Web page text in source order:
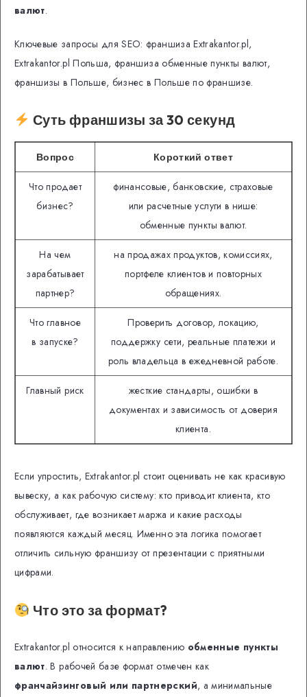
валют.
Ключевые запросы для SEO: франшиза Extrakantor.pl,
Extrakantor.pl Польша, франшиза обменные пункты валют,
франшизы в Польше, бизнес в Польше по франшизе.
Суть франшизы за 30 секунд
Вопрос Короткий ответ
Что продает
бизнес?
финансовые, банковские, страховые
или расчетные услуги в нише:
обменные пункты валют.
На чем
зарабатывает
партнер?
на продажах продуктов, комиссиях,
портфеле клиентов и повторных
обращениях.
Что главное
в запуске?
Проверить договор, локацию,
поддержку сети, реальные платежи и
роль владельца в ежедневной работе.
Главный риск
жесткие стандарты, ошибки в
документах и зависимость от доверия
клиента.
Если упростить, Extrakantor.pl стоит оценивать не как красивую
вывеску, а как рабочую систему: кто приводит клиента, кто
обслуживает, где возникает маржа и какие расходы
появляются каждый месяц. Именно эта логика помогает
отличить сильную франшизу от презентации с приятными
цифрами.
Что это за формат?
Extrakantor.pl относится к направлению обменные пункты
валют. В рабочей базе формат отмечен как
франчайзинговый или партнерский, а минимальные